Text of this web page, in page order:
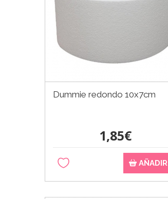
Dummie redondo 10x7cm
1,85€
AÑADIR